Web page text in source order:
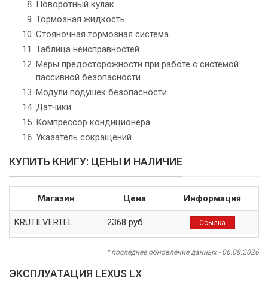
Поворотный кулак
Тормозная жидкость
Стояночная тормозная система
Таблица неисправностей
Меры предосторожности при работе с системой
пассивной безопасности
Модули подушек безопасности
Датчики
Компрессор кондиционера
Указатель сокращений
КУПИТЬ КНИГУ: ЦЕНЫ И НАЛИЧИЕ
Магазин Цена Информация
KRUTILVERTEL 2368 руб. Ссылка
* последнее обновление данных - 06.08.2026
ЭКСПЛУАТАЦИЯ LEXUS LX